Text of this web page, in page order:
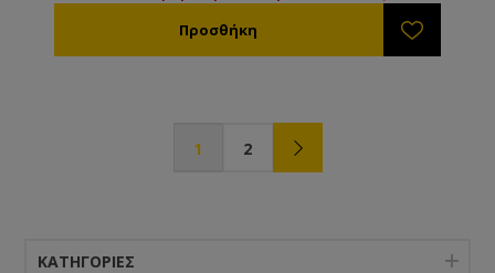
ποικίλουν ανάλογα με την ποιότητα και το είδος του
μελιού.
1 2
ΚΑΤΗΓΟΡΊΕΣ